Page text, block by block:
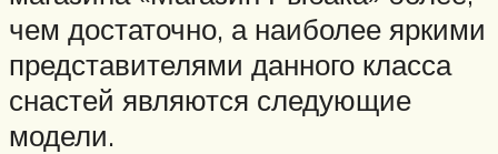
чем достаточно, а наиболее яркими
представителями данного класса
снастей являются следующие
модели.